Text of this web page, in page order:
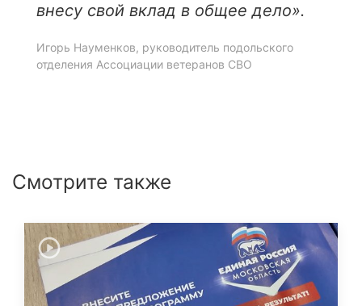
внесу свой вклад в общее дело».
Игорь Науменков, руководитель подольского
отделения Ассоциации ветеранов СВО
Смотрите также